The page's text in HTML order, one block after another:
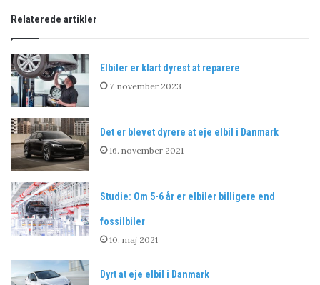
Relaterede artikler
Elbiler er klart dyrest at reparere
7. november 2023
Det er blevet dyrere at eje elbil i Danmark
16. november 2021
Studie: Om 5-6 år er elbiler billigere end
fossilbiler
10. maj 2021
Dyrt at eje elbil i Danmark